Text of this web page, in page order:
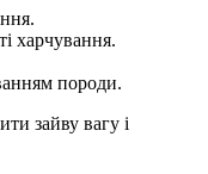
харчування.
породи.
зайву вагу і